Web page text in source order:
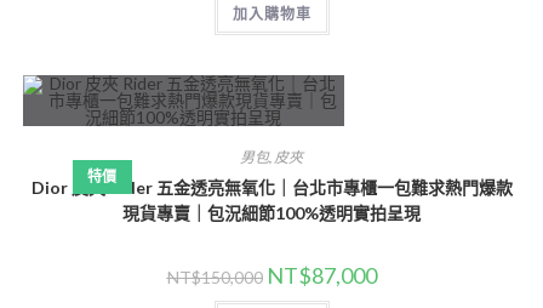
加入購物車
特價
男包, 皮夾
Dior 皮夾 Rider 五金透亮無氧化｜台北市專櫃一包難求熱門爆款
現貨專賣｜包況細節100%透明實拍呈現
NT$150,000 NT$87,000